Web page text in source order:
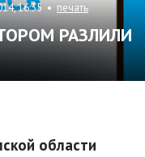
16:35 • печать
РАЗЛИЛИ
области